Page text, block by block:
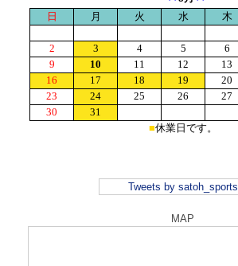
Tweets by satoh_sports
MAP